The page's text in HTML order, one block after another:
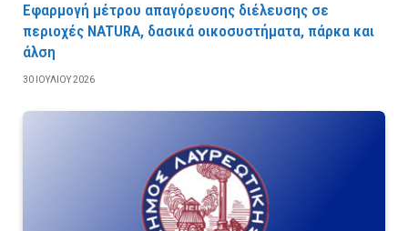
Εφαρμογή μέτρου απαγόρευσης διέλευσης σε
περιοχές NATURA, δασικά οικοσυστήματα, πάρκα και
άλση
30 ΙΟΥΛΊΟΥ 2026